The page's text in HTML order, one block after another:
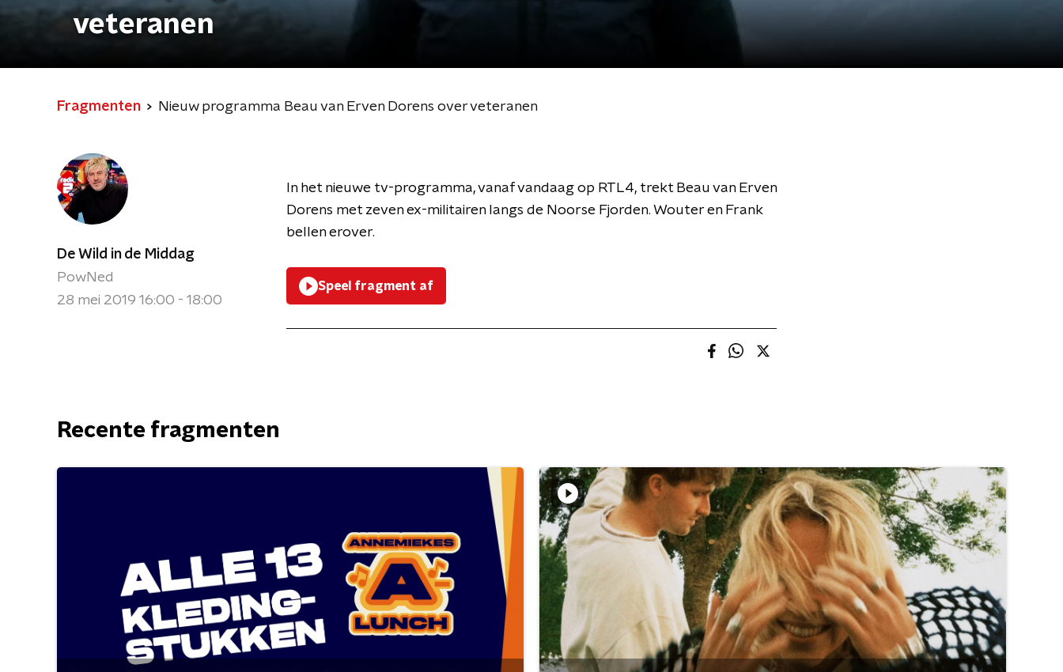
veteranen
Fragmenten Nieuw programma Beau van Erven Dorens over veteranen
De Wild in de Middag
PowNed
28 mei 2019 16:00 - 18:00
In het nieuwe tv-programma, vanaf vandaag op RTL4, trekt Beau van Erven
Dorens met zeven ex-militairen langs de Noorse Fjorden. Wouter en Frank
bellen erover.
Speel fragment af
Recente fragmenten